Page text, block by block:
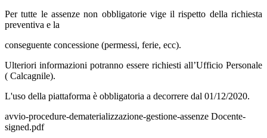
Per tutte le assenze non obbligatorie vige il rispetto della richiesta
preventiva e la
conseguente concessione (permessi, ferie, ecc).
Ulteriori informazioni potranno essere richiesti all’Ufficio Personale
( Calcagnile).
L'uso della piattaforma è obbligatoria a decorrere dal 01/12/2020.
avvio-procedure-dematerializzazione-gestione-assenze Docente-
signed.pdf